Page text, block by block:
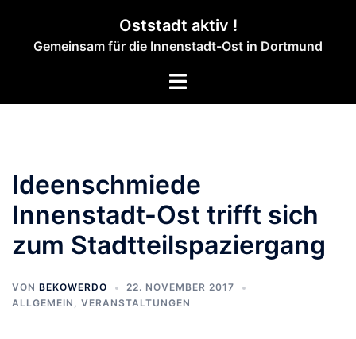
springen
Oststadt aktiv !
Gemeinsam für die Innenstadt-Ost in Dortmund
Menü
Ideenschmiede
Innenstadt-Ost trifft sich
zum Stadtteilspaziergang
VON BEKOWERDO
22. NOVEMBER 2017
ALLGEMEIN , VERANSTALTUNGEN